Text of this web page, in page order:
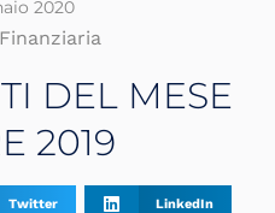
2020
DEL MESE
2019
Twitter LinkedIn